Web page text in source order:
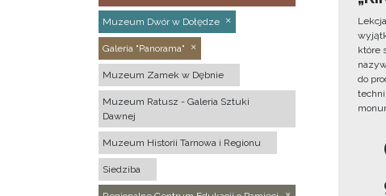
Muzeum Dwór w Dołędze
Galeria "Panorama"
Muzeum Zamek w Dębnie
Muzeum Ratusz - Galeria Sztuki
Dawnej
Muzeum Historii Tarnowa i Regionu
Siedziba
które
do